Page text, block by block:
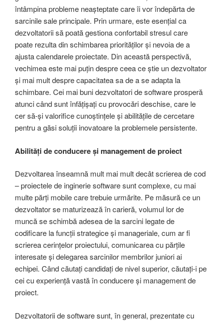
întâmpina probleme neașteptate care îi vor îndepărta de
sarcinile sale principale. Prin urmare, este esențial ca
dezvoltatorii să poată gestiona confortabil stresul care
poate rezulta din schimbarea priorităților și nevoia de a
ajusta calendarele proiectate. Din această perspectivă,
vechimea este mai puțin despre ceea ce știe un dezvoltator
și mai mult despre capacitatea sa de a se adapta la
schimbare. Cei mai buni dezvoltatori de software prosperă
atunci când sunt înfățișați cu provocări deschise, care le
cer să-și valorifice cunoștințele și abilitățile de cercetare
pentru a găsi soluții inovatoare la problemele persistente.
Abilitățide conducere și management de proiect
Dezvoltarea înseamnă mult mai mult decât scrierea de cod
– proiectele de inginerie software sunt complexe, cu mai
multe părți mobile care trebuie urmărite. Pe măsură ce un
dezvoltator se maturizează în carieră, volumul lor de
muncă se schimbă adesea de la sarcini legate de
codificare la funcții strategice și manageriale, cum ar fi
scrierea cerințelor proiectului, comunicarea cu părțile
interesate și delegarea sarcinilor membrilor juniori ai
echipei. Când căutați candidați de nivel superior, căutați-i pe
cei cu experiență vastă în conducere și management de
proiect.
Dezvoltatorii de software sunt, în general, prezentate cu